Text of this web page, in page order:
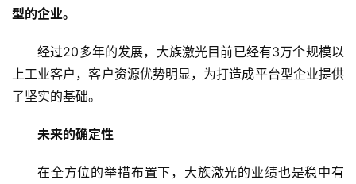
纪
型的企业。
经过20多年的发展，大族激光目前已经有3万个规模以
上工业客户，客户资源优势明显，为打造成平台型企业提供
了坚实的基础。
未来的确定性
在全方位的举措布置下，大族激光的业绩也是稳中有